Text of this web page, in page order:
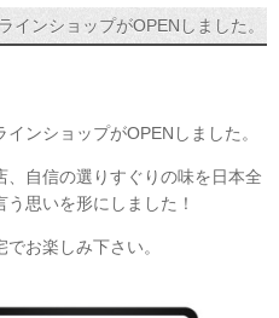
インショップがOPENしました。
ンショップがOPENしました。
、自信の選りすぐりの味を日本全
思いを形にしました！
お楽しみ下さい。